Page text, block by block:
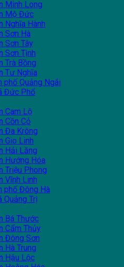
Minh Long
Mộ Đức
Nghĩa Hành
Sơn Hà
Sơn Tây
Sơn Tịnh
Trà Bồng
Tư Nghĩa
phố Quảng Ngãi
Đức Phổ
Cam Lộ
Cồn Cỏ
Đa Krông
Gio Linh
Hải Lăng
Hướng Hóa
Triệu Phong
Vĩnh Linh
phố Đông Hà
Quảng Trị
Bá Thước
Cẩm Thủy
Đông Sơn
Hà Trung
Hậu Lộc